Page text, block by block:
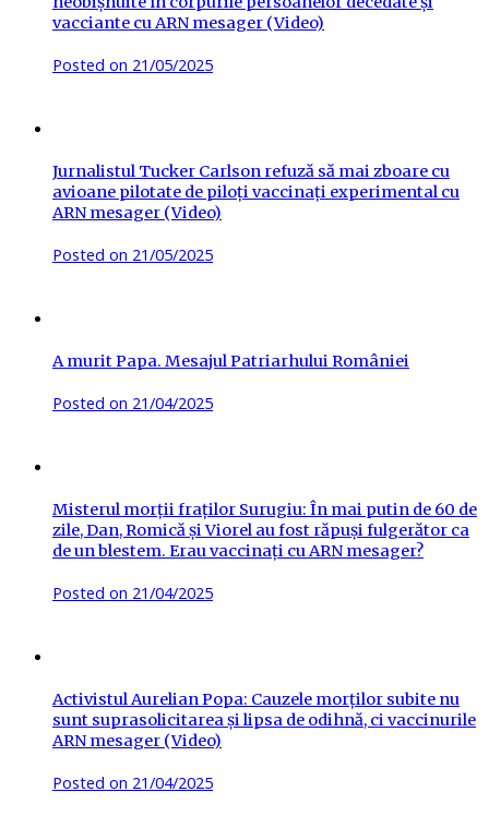
vacciante cu ARN mesager (Video)
Posted on 21/05/2025
Jurnalistul Tucker Carlson refuză să mai zboare cu
avioane pilotate de piloți vaccinați experimental cu
ARN mesager (Video)
Posted on 21/05/2025
A murit Papa. Mesajul Patriarhului României
Posted on 21/04/2025
Misterul morții fraților Surugiu: În mai putin de 60 de
zile, Dan, Romică și Viorel au fost răpuși fulgerător ca
de un blestem. Erau vaccinați cu ARN mesager?
Posted on 21/04/2025
Activistul Aurelian Popa: Cauzele morților subite nu
sunt suprasolicitarea și lipsa de odihnă, ci vaccinurile
ARN mesager (Video)
Posted on 21/04/2025